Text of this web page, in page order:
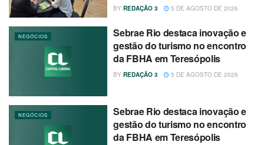
BY REDAÇÃO 3 5 DE AGOSTO DE 2026
NEGÓCIOS
Sebrae Rio destaca inovação e
gestão do turismo no encontro
da FBHA em Teresópolis
BY REDAÇÃO 3 5 DE AGOSTO DE 2026
NEGÓCIOS
Sebrae Rio destaca inovação e
gestão do turismo no encontro
da FBHA em Teresópolis